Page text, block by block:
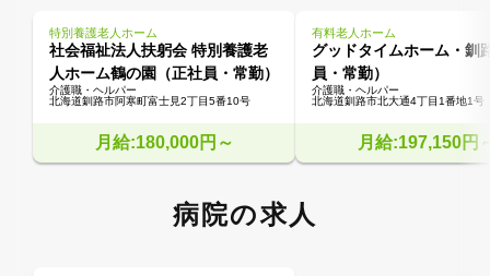
特別養護老人ホーム
社会福祉法人扶躬会 特別養護老
人ホーム鶴の園（正社員・常勤）
介護職・ヘルパー
北海道釧路市阿寒町富士見2丁目5番10号
月給:180,000円～
有料老人ホーム
グッドタイムホーム・釧
員・常勤）
介護職・ヘルパー
北海道釧路市北大通4丁目1番地1号
月給:197,150円
病院の求人